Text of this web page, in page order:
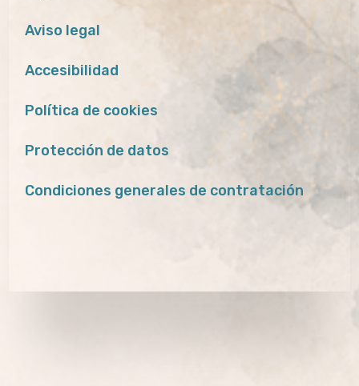
Aviso legal
Accesibilidad
Política de cookies
Protección de datos
Condiciones generales de contratación